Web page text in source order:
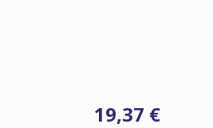
19,37 €